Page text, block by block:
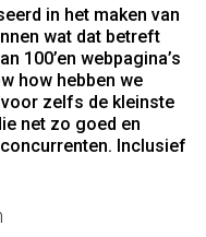
in het maken van
wat dat betreft
100’en webpagina’s
how hebben we
zelfs de kleinste
net zo goed en
Inclusief